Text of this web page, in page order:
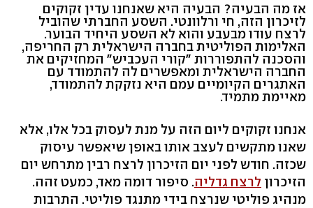
אז מה הבעיה? הבעיה היא שאנחנו עדין זקוקים
לזיכרון הזה, חי ורלוונטי. השסע החברתי שהוביל
לרצח עודו מבעבע והוא לא השסע היחיד הבוער.
האלימות הפוליטית בחברה הישראלית רק החריפה,
והסכנה להתפוררות "קורי העכביש" המחזיקים את
החברה הישראלית ומאפשרים לה להתמודד עם
האתגרים הקיומיים עמם היא נזקקת להתמודד,
מאיימת מתמיד.
אנחנו זקוקים ליום הזה על מנת לעסוק בכל אלו, אלא
שאנו מתקשים לעצב אותו באופן שיאפשר עיסוק
שכזה. חודש לפני יום הזיכרון לרצח רבין מתרחש יום
הזיכרון לרצח גדליה. סיפור דומה מאד, כמעט זהה.
מנהיג פוליטי שנרצח בידי מתנגד פוליטי. התרבות